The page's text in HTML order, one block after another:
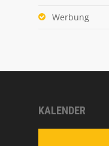
Werbung
KALENDER